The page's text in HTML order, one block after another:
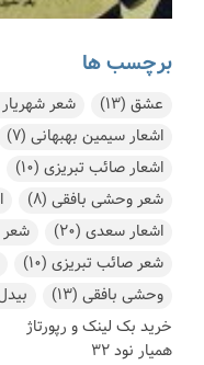
برچسب ها
عشق(13) شعر شهریار
اشعار سیمین بهبهانی(7)
اشعار صائب تبریزی(10)
شعر وحشی بافقی(8)
اشعار سعدی(20)
شعر صائب تبریزی(10)
وحشی بافقی(13)
خرید بک لینک و رپورتاژ
همیار نود 32